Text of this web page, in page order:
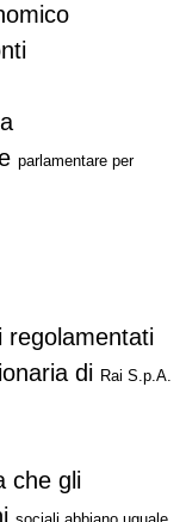
parlamentare per
regolamentati
di Rai S.p.A.
che gli